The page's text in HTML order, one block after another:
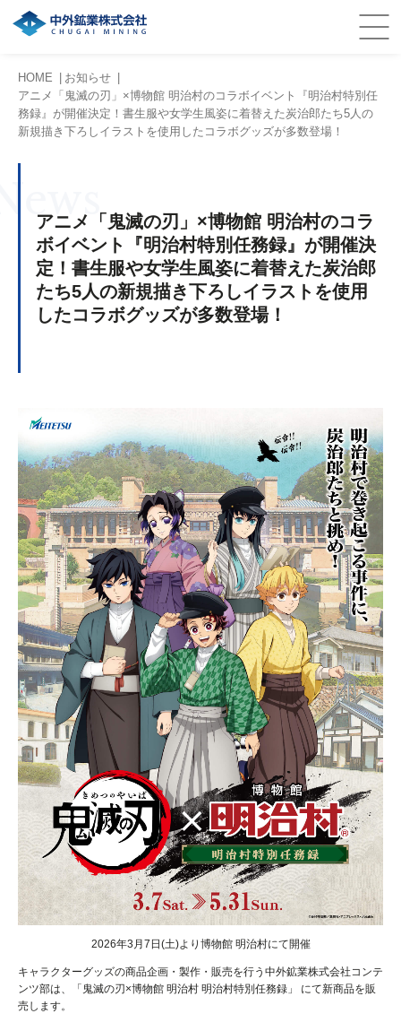
HOME
お知らせ
アニメ「鬼滅の刃」×博物館 明治村のコラボイベント『明治村特別任
務録』が開催決定！書生服や女学生風姿に着替えた炭治郎たち5人の
新規描き下ろしイラストを使用したコラボグッズが多数登場！
アニメ「鬼滅の刃」×博物館 明治村のコラ
ボイベント『明治村特別任務録』が開催決
定！書生服や女学生風姿に着替えた炭治郎
たち5人の新規描き下ろしイラストを使用
したコラボグッズが多数登場！
2026年3月7日(土)より博物館 明治村にて開催
キャラクターグッズの商品企画・製作・販売を行う中外鉱業株式会社コンテ
ンツ部は、「鬼滅の刃×博物館 明治村 明治村特別任務録」 にて新商品を販
売します。